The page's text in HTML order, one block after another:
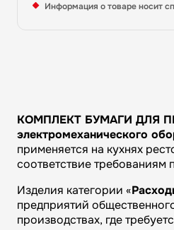
Информация о товаре носит
КОМПЛЕКТ БУМАГИ ДЛЯ
электромеханического
применяется на кухнях
соответствие требованиям
Изделия категории «
предприятий
производствах, где